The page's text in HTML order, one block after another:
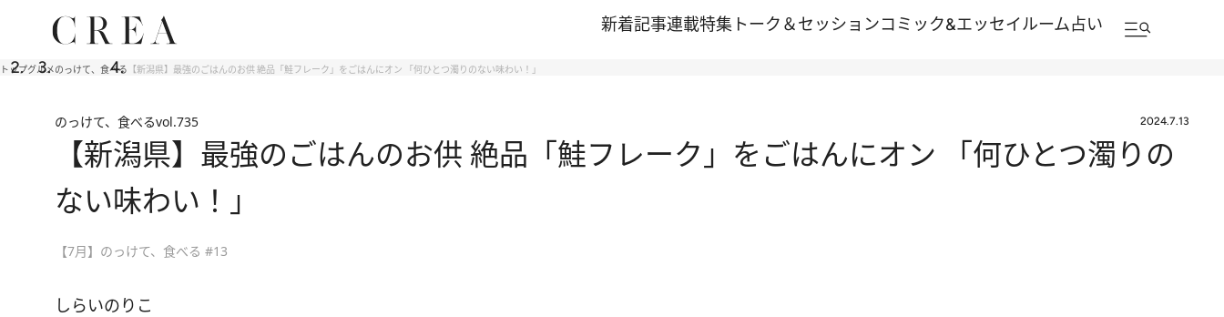
新着記事連載特集 トーク＆セッションコミック&エッセイルーム占い
トップグルメのっけて、食べる 【新潟県】最強のごはんのお供 絶品「鮭フレーク」をごはんにオン 「何ひとつ濁りのない味わい！」
のっけて、食べるvol.735 2024.7.13
【新潟県】最強のごはんのお供 絶品「鮭フレーク」をごはんにオン 「何ひとつ濁りの
ない味わい！」
【7月】のっけて、食べる #13
しらいのりこ